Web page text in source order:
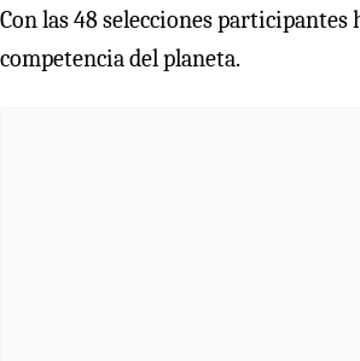
Con las 48 selecciones
competencia del planeta.